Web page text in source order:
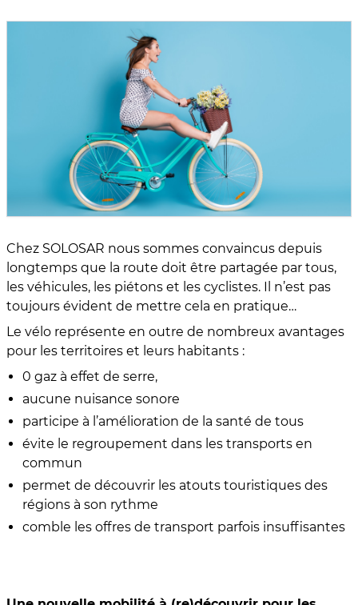
Chez SOLOSAR nous sommes convaincus depuis
longtemps que la route doit être partagée par tous,
les véhicules, les piétons et les cyclistes. Il n’est pas
toujours évident de mettre cela en pratique…
Le vélo représente en outre de nombreux avantages
pour les territoires et leurs habitants :
0 gaz à effet de serre,
aucune nuisance sonore
participe à l’amélioration de la santé de tous
évite le regroupement dans les transports en
commun
permet de découvrir les atouts touristiques des
régions à son rythme
comble les offres de transport parfois insuffisantes